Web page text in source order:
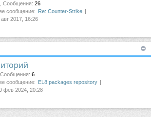
Сообщения: 26
сообщение: Re: Counter-Strike
авг 2017, 16:26
Сообщения: 6
сообщение: EL8 packages repository
фев 2024, 20:28